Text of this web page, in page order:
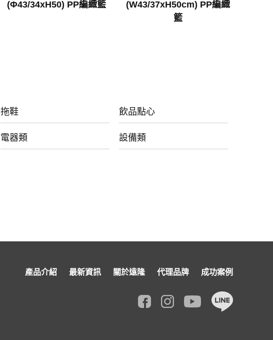
(Φ43/34xH50) PP編織籃
(W43/37xH50cm) PP編織
籃
拖鞋 飲品點心
電器類 設備類
產品介紹 最新資訊 關於遠隆 代理品牌 成功案例